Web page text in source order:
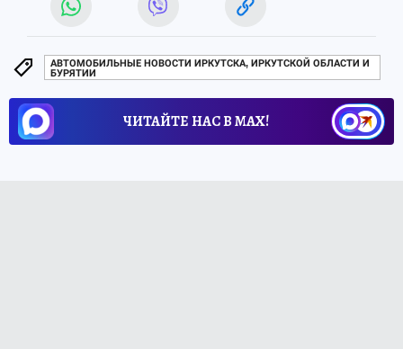
АВТОМОБИЛЬНЫЕ НОВОСТИ ИРКУТСКА, ИРКУТСКОЙ ОБЛАСТИ И
БУРЯТИИ
ЧИТАЙТЕ НАС В МАХ!